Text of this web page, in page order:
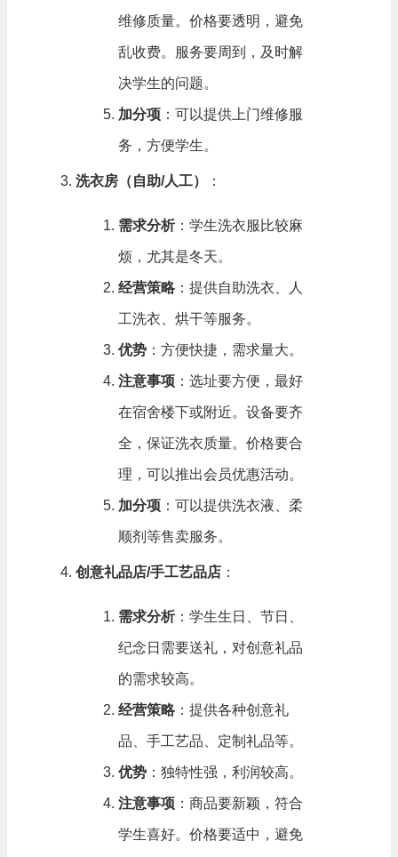
维修质量。价格要透明，避免
乱收费。服务要周到，及时解
决学生的问题。
加分项：可以提供上门维修服
务，方便学生。
洗衣房（自助/人工） ：
需求分析：学生洗衣服比较麻
烦，尤其是冬天。
经营策略：提供自助洗衣、人
工洗衣、烘干等服务。
优势：方便快捷，需求量大。
注意事项：选址要方便，最好
在宿舍楼下或附近。设备要齐
全，保证洗衣质量。价格要合
理，可以推出会员优惠活动。
加分项：可以提供洗衣液、柔
顺剂等售卖服务。
创意礼品店/手工艺品店：
需求分析：学生生日、节日、
纪念日需要送礼，对创意礼品
的需求较高。
经营策略：提供各种创意礼
品、手工艺品、定制礼品等。
优势：独特性强，利润较高。
注意事项：商品要新颖，符合
学生喜好。价格要适中，避免